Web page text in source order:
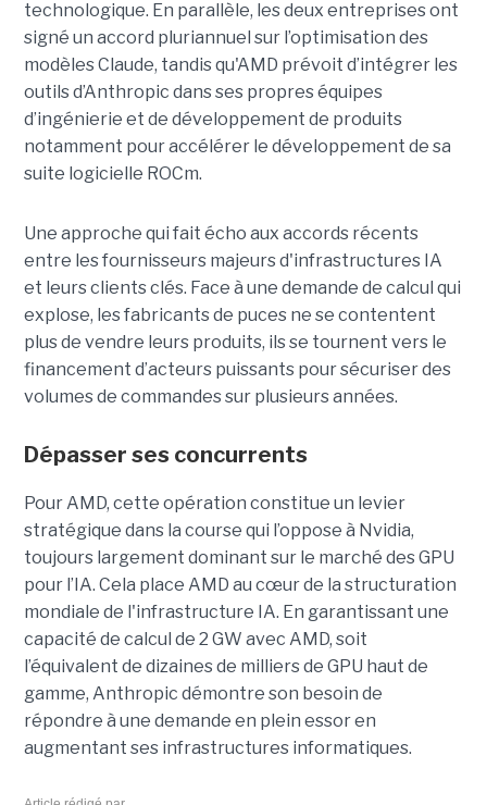
technologique. En parallèle, les deux entreprises ont
signé un accord pluriannuel sur l’optimisation des
modèles Claude, tandis qu'AMD prévoit d’intégrer les
outils d’Anthropic dans ses propres équipes
d’ingénierie et de développement de produits
notamment pour accélérer le développement de sa
suite logicielle ROCm.
Une approche qui fait écho aux accords récents
entre les fournisseurs majeurs d'infrastructures IA
et leurs clients clés. Face à une demande de calcul qui
explose, les fabricants de puces ne se contentent
plus de vendre leurs produits, ils se tournent vers le
financement d’acteurs puissants pour sécuriser des
volumes de commandes sur plusieurs années.
Dépasser ses concurrents
Pour AMD, cette opération constitue un levier
stratégique dans la course qui l’oppose à Nvidia,
toujours largement dominant sur le marché des GPU
pour l’IA. Cela place AMD au cœur de la structuration
mondiale de l'infrastructure IA. En garantissant une
capacité de calcul de 2 GW avec AMD, soit
l’équivalent de dizaines de milliers de GPU haut de
gamme, Anthropic démontre son besoin de
répondre à une demande en plein essor en
augmentant ses infrastructures informatiques.